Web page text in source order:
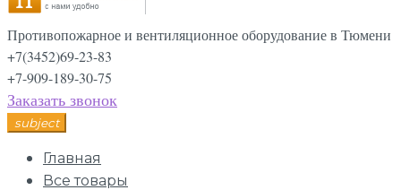
Противопожарное и вентиляционное оборудование в Тюмени
+7(3452)69-23-83
+7-909-189-30-75
Заказать звонок
subject
Главная
Все товары